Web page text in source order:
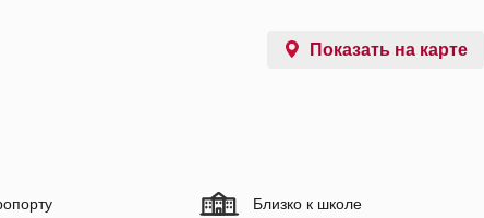
Показать на карте
Близко к школе